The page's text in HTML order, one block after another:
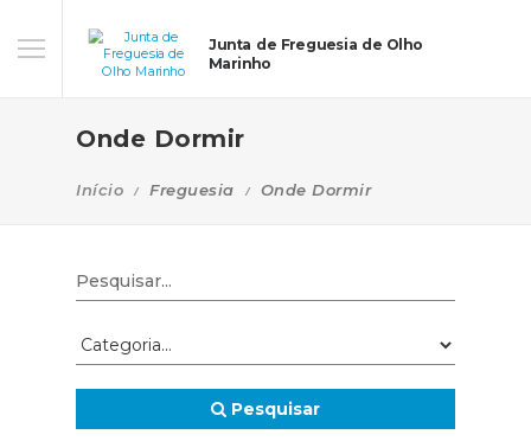
Junta de Freguesia de Olho
Marinho
Onde Dormir
Início Freguesia Onde Dormir
Pesquisar